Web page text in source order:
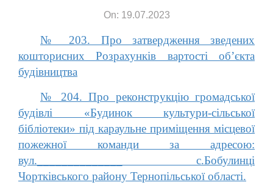
On: 19.07.2023
№ 203. Про затвердження зведених
кошторисних Розрахунків вартості об’єкта
будівництва
№ 204. Про реконструкцію громадської
будівлі «Будинок культури-сільської
бібліотеки» під караульне приміщення місцевої
пожежної команди за адресою:
вул.______________ с.Бобулинці
Чортківського району Тернопільської області.